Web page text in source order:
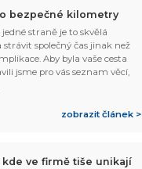
bezpečné kilometry
straně je to skvělá
společný čas jinak než
Aby byla vaše cesta
jsme pro vás seznam věcí,
zobrazit článek >
ve firmě tiše unikají